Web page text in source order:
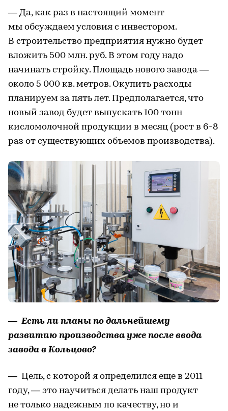
— Да, как раз в настоящий момент
мы обсуждаем условия с инвестором.
В строительство предприятия нужно будет
вложить 500 млн. руб. В этом году надо
начинать стройку. Площадь нового завода —
около 5 000 кв. метров. Окупить расходы
планируем за пять лет. Предполагается, что
новый завод будет выпускать 100 тонн
кисломолочной продукции в месяц (рост в 6-8
раз от существующих объемов производства).
— Есть ли планы по дальнейшему
развитию производства уже после ввода
завода в Кольцово?
— Цель, с которой я определился еще в 2011
году, — это научиться делать наш продукт
не только надежным по качеству, но и